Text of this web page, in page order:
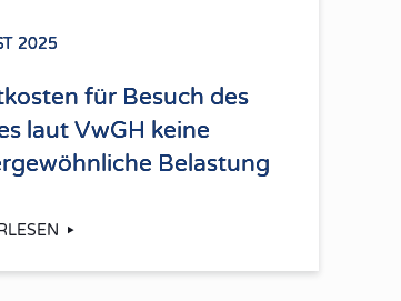
2025
für Besuch des
laut VwGH keine
Belastung